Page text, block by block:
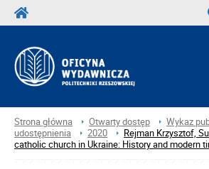
Strona główna Otwarty dostęp
Wykaz
udostępnienia
2020
Rejman Krzysztof,
catholic church in Ukraine: History and modern